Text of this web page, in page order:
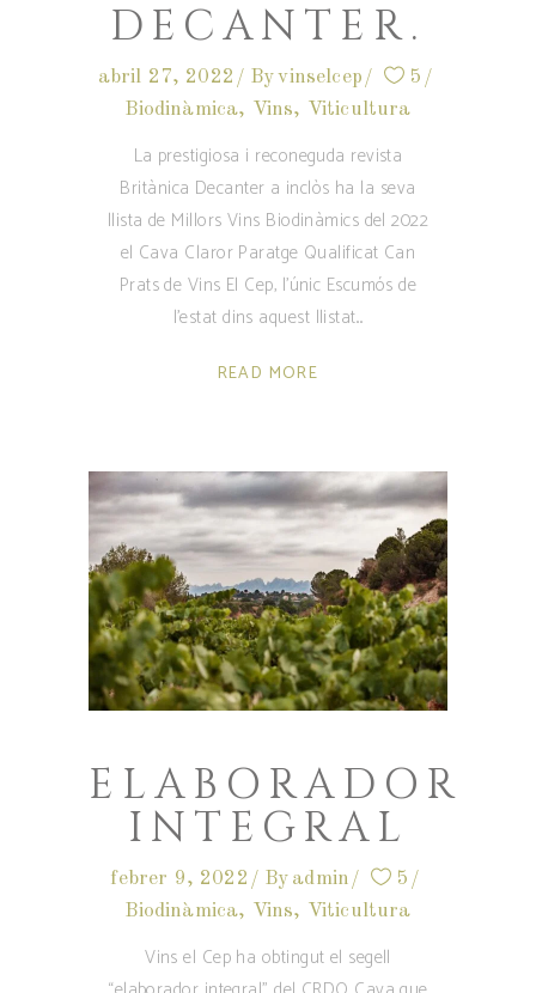
DECANTER.
abril 27, 2022 Byvinselcep
5
Biodinàmica, Vins, Viticultura
La prestigiosa i reconeguda revista
Britànica Decanter a inclòs ha la seva
llista de Millors Vins Biodinàmics del 2022
el Cava Claror Paratge Qualificat Can
Prats de Vins El Cep, l'únic Escumós de
l'estat dins aquest llistat.
READ MORE
ELABORADOR
INTEGRAL
febrer 9, 2022 By admin
5
Biodinàmica, Vins, Viticultura
Vins el Cep ha obtingut el segell